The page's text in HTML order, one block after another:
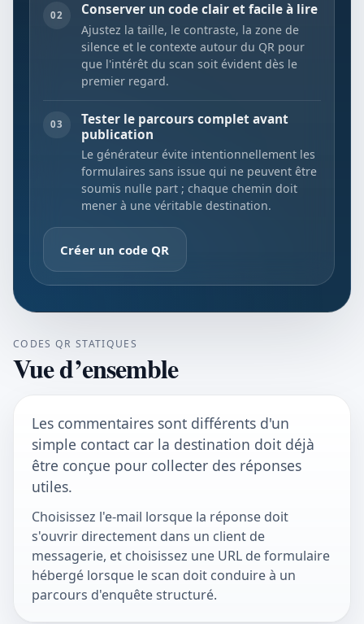
02 Conserver un code clair et facile à lire
Ajustez la taille, le contraste, la zone de
silence et le contexte autour du QR pour
que l'intérêt du scan soit évident dès le
premier regard.
03
Tester le parcours complet avant
publication
Le générateur évite intentionnellement les
formulaires sans issue qui ne peuvent être
soumis nulle part ; chaque chemin doit
mener à une véritable destination.
Créer un code QR
CODES QR STATIQUES
Vue d’ensemble
Les commentaires sont différents d'un
simple contact car la destination doit déjà
être conçue pour collecter des réponses
utiles.
Choisissez l'e-mail lorsque la réponse doit
s'ouvrir directement dans un client de
messagerie, et choisissez une URL de formulaire
hébergé lorsque le scan doit conduire à un
parcours d'enquête structuré.